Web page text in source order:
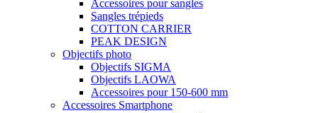
Accessoires pour sangles
Sangles trépieds
COTTON CARRIER
PEAK DESIGN
Objectifs photo
Objectifs SIGMA
Objectifs LAOWA
Accessoires pour 150-600 mm
Accessoires Smartphone